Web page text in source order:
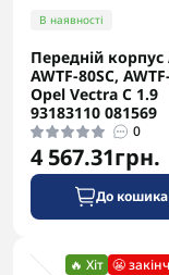
В наявності
Передній
AWTF-80SC,
Opel Vectra C 1.9
93183110 081569
0
4 567.31грн.
До кошика
🔥 Хіт 😬